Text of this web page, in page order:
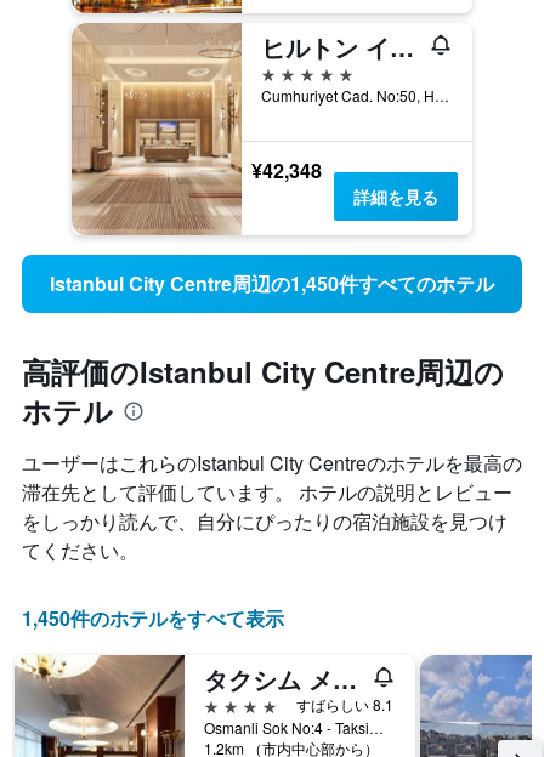
ヒルトン イスタンブル ボスポラス
5つ星
Cumhuriyet Cad. No:50, Harbiye, イスタンブール, トルコ
¥42,348
詳細を見る
Istanbul City Centre周辺の1,450件すべてのホテル
高評価のIstanbul City Centre周辺の
ホテル
ユーザーはこれらのIstanbul City Centre​のホテルを最高の
滞在先として評価しています。 ホテルの説明とレビュー
をしっかり読んで、自分にぴったりの宿泊施設を見つけ
てください。
1,450件のホテルをすべて表示
タクシム メトロパーク ホテル
4つ星
すばらしい 8.1
Osmanli Sok No:4 - Taksim, イスタンブール, トルコ
1.2km （市内中心部から）